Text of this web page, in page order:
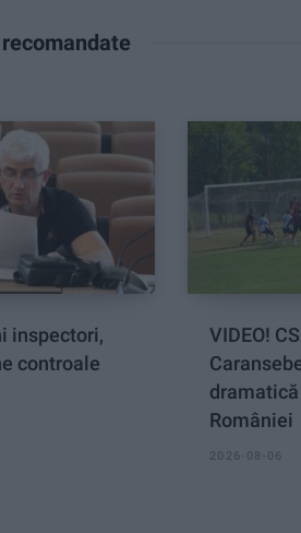
inspectori,
controale
VIDEO!
României
2026-08-06